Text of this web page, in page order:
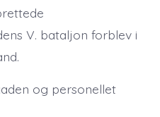
V. bataljon forblev i
og personellet